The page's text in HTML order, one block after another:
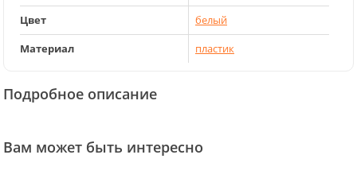
Цвет
белый
Материал
пластик
Подробное описание
Вам может быть интересно